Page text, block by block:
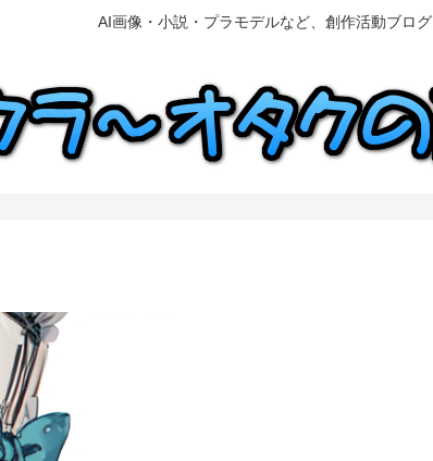
AI画像・小説・プラモデルなど、創作活動ブログ